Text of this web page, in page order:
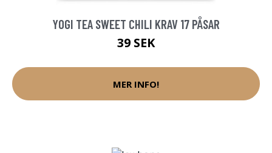
YOGI TEA SWEET CHILI KRAV 17 PÅSAR
39 SEK
MER INFO!